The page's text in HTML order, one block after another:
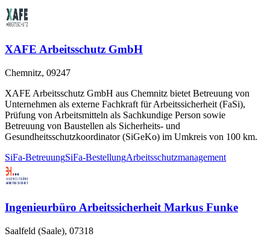
XAFE Arbeitsschutz GmbH
Chemnitz, 09247
XAFE Arbeitsschutz GmbH aus Chemnitz bietet Betreuung von
Unternehmen als externe Fachkraft für Arbeitssicherheit (FaSi),
Prüfung von Arbeitsmitteln als Sachkundige Person sowie
Betreuung von Baustellen als Sicherheits- und
Gesundheitsschutzkoordinator (SiGeKo) im Umkreis von 100 km.
SiFa-BetreuungSiFa-BestellungArbeitsschutzmanagement
Ingenieurbüro Arbeitssicherheit Markus Funke
Saalfeld (Saale), 07318